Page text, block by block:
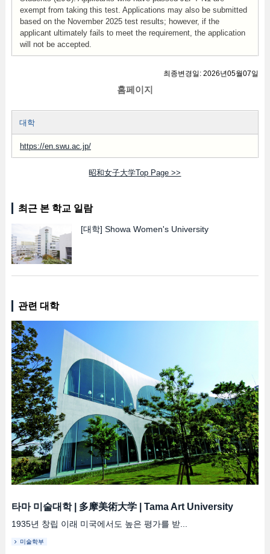
exempt from taking this test. Applications may also be submitted
based on the November 2025 test results; however, if the
applicant ultimately fails to meet the requirement, the application
will not be accepted.
최종변경일: 2026년05월07일
홈페이지
대학
https://en.swu.ac.jp/
昭和女子大学Top Page >>
최근 본 학교 일람
[대학] Showa Women's University
관련 대학
타마 미술대학| 多摩美術大学| Tama Art University
1935년 창립 이래 미국에서도 높은 평가를 받...
미술학부